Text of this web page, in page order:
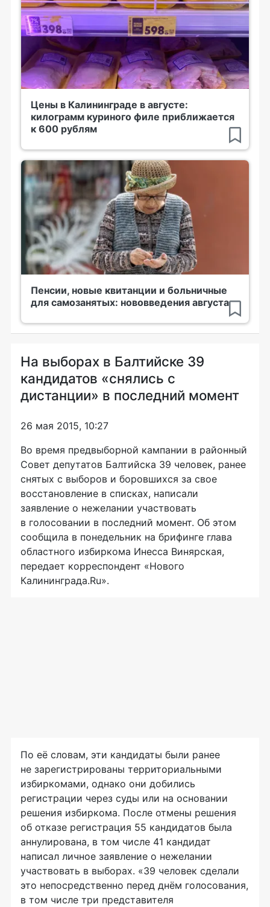
Цены в Калининграде в августе:
килограмм куриного филе приближается
к 600 рублям
Пенсии, новые квитанции и больничные
для самозанятых: нововведения августа
На выборах в Балтийске 39
кандидатов «снялись с
дистанции» в последний момент
26 мая 2015, 10:27
Во время предвыборной кампании в районный
Совет депутатов Балтийска 39 человек, ранее
снятых с выборов и боровшихся за свое
восстановление в списках, написали
заявление о нежелании участвовать
в голосовании в последний момент. Об этом
сообщила в понедельник на брифинге глава
областного избиркома Инесса Винярская,
передает корреспондент «Нового
Калининграда.Ru».
По её словам, эти кандидаты были ранее
не зарегистрированы территориальными
избиркомами, однако они добились
регистрации через суды или на основании
решения избиркома. После отмены решения
об отказе регистрация 55 кандидатов была
аннулирована, в том числе 41 кандидат
написал личное заявление о нежелании
участвовать в выборах. «39 человек сделали
это непосредственно перед днём голосования,
в том числе три представителя